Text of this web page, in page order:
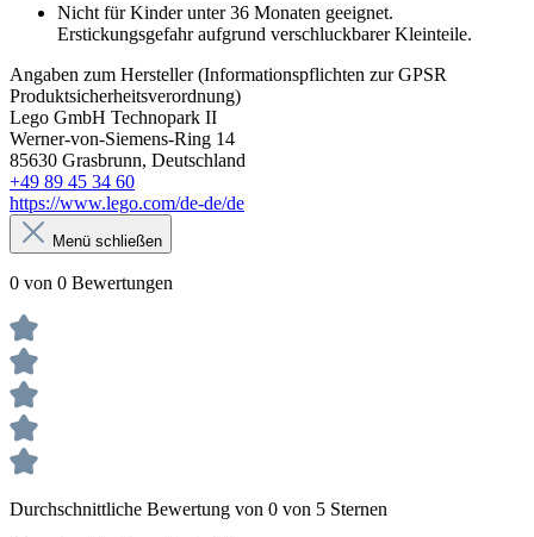
Nicht für Kinder unter 36 Monaten geeignet.
Erstickungsgefahr aufgrund verschluckbarer Kleinteile.
Angaben zum Hersteller (Informationspflichten zur GPSR
Produktsicherheitsverordnung)
Lego GmbH Technopark II
Werner-von-Siemens-Ring 14
85630 Grasbrunn, Deutschland
+49 89 45 34 60
https://www.lego.com/de-de/de
Menü schließen
0 von 0 Bewertungen
Durchschnittliche Bewertung von 0 von 5 Sternen